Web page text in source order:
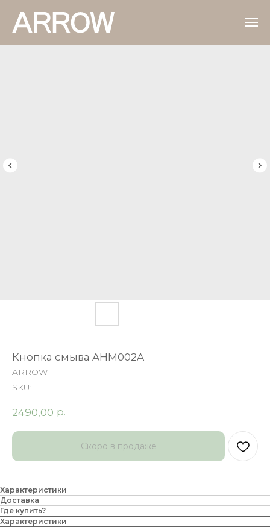
Кнопка смыва AHM002A
ARROW
SKU:
2490,00 р.
Характеристики
Доставка
Где купить?
Характеристики